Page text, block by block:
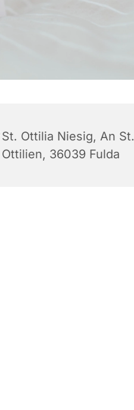
St. Ottilia Niesig, An St.
Ottilien, 36039 Fulda